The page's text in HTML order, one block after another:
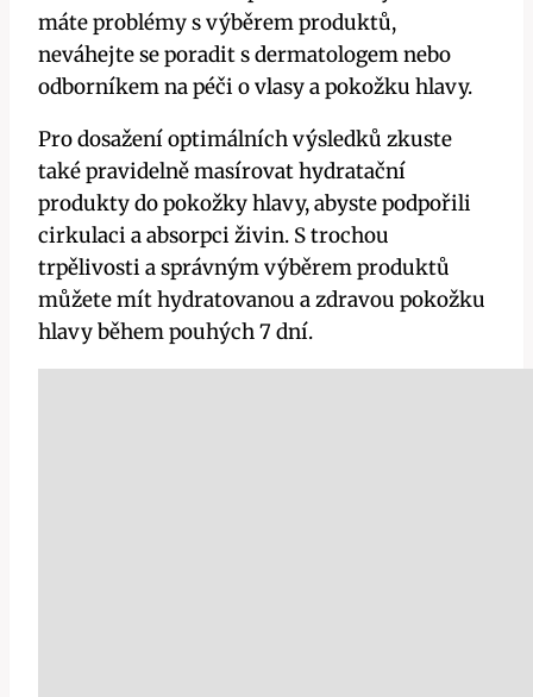
máte problémy s výběrem produktů,
neváhejte se poradit s dermatologem nebo
odborníkem na péči o vlasy a pokožku hlavy.
Pro dosažení optimálních výsledků zkuste
také pravidelně masírovat hydratační
produkty do pokožky hlavy, abyste podpořili
cirkulaci a absorpci živin. S trochou
trpělivosti a správným výběrem produktů
můžete mít hydratovanou a zdravou pokožku
hlavy během pouhých 7 dní.